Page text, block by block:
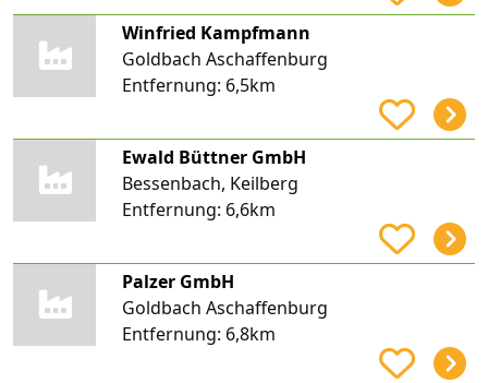
Winfried Kampfmann
Goldbach Aschaffenburg
Entfernung: 6,5km
Ewald Büttner GmbH
Bessenbach, Keilberg
Entfernung: 6,6km
Palzer GmbH
Goldbach Aschaffenburg
Entfernung: 6,8km